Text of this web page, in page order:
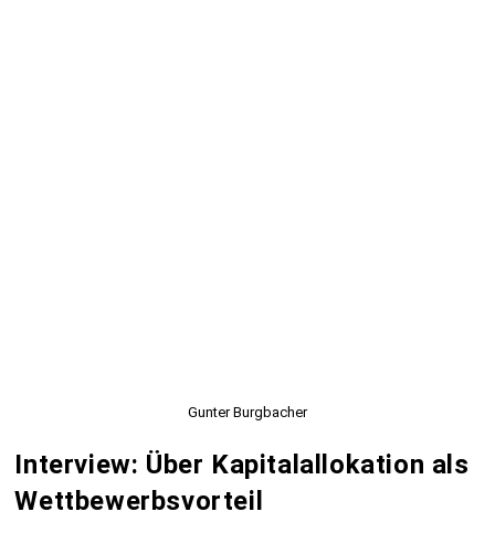
Gunter Burgbacher
Interview: Über Kapitalallokation als
Wettbewerbsvorteil